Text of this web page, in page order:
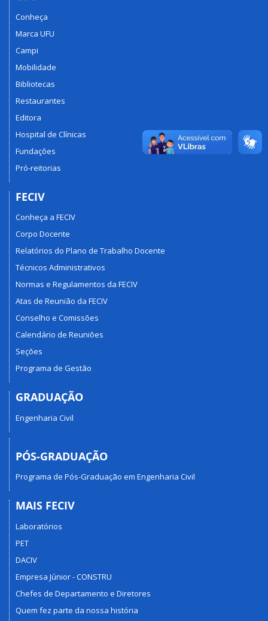
Conheça
Marca UFU
Campi
Mobilidade
Bibliotecas
Restaurantes
Editora
Hospital de Clínicas
Fundações
Pró-reitorias
FECIV
Conheça a FECIV
Corpo Docente
Relatórios do Plano de Trabalho Docente
Técnicos Administrativos
Normas e Regulamentos da FECIV
Atas de Reunião da FECIV
Conselho e Comissões
Calendário de Reuniões
Seções
Programa de Gestão
GRADUAÇÃO
Engenharia Civil
PÓS-GRADUAÇÃO
Programa de Pós-Graduação em Engenharia Civil
MAIS FECIV
Laboratórios
PET
DACIV
Empresa Júnior - CONSTRU
Chefes de Departamento e Diretores
Quem fez parte da nossa história